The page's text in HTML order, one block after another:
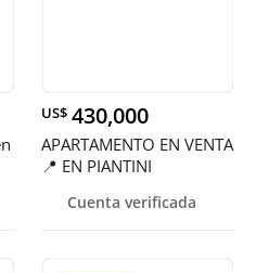
US$ 430,000
APARTAMENTO EN VENTA
📍 EN PIANTINI
Cuenta verificada